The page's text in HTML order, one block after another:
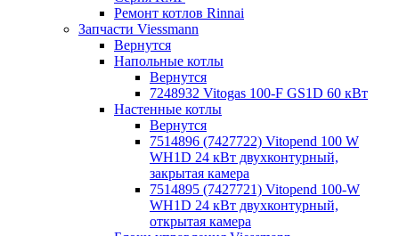
Ремонт котлов Rinnai
Запчасти Viessmann
Вернутся
Напольные котлы
Вернутся
7248932 Vitogas 100-F GS1D 60 кВт
Настенные котлы
Вернутся
7514896 (7427722) Vitopend 100 W
WH1D 24 кВт двухконтурный,
закрытая камера
7514895 (7427721) Vitopend 100-W
WH1D 24 кВт двухконтурный,
открытая камера